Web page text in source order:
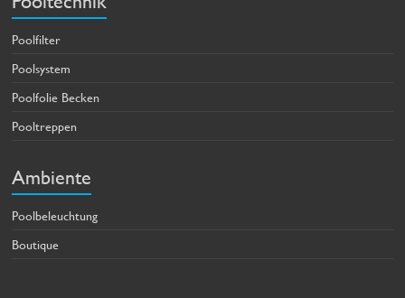
Poolfilter
Poolsystem
Poolfolie Becken
Pooltreppen
Ambiente
Poolbeleuchtung
Boutique